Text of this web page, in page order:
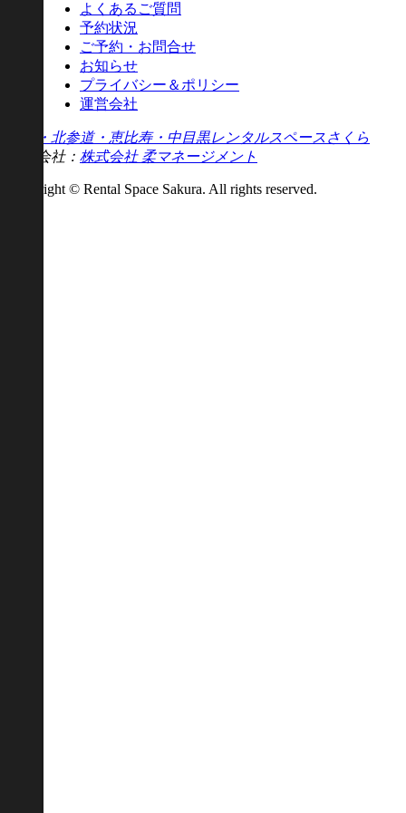
よくあるご質問
予約状況
ご予約・お問合せ
お知らせ
プライバシー＆ポリシー
運営会社
原宿・北参道・恵比寿・中目黒レンタルスペースさくら
運営会社： 株式会社 柔マネージメント
Copyright © Rental Space Sakura. All rights reserved.